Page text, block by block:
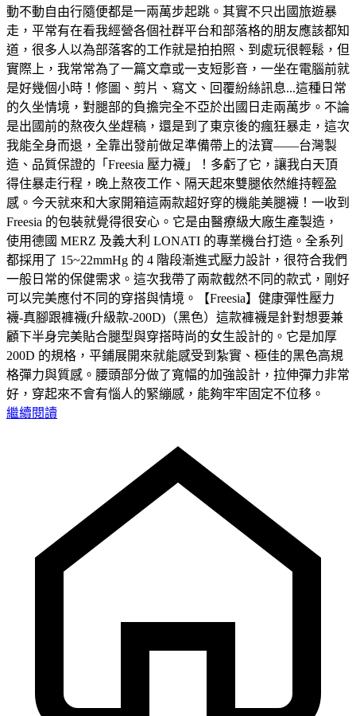
動不動自由行隨便都是一兩萬步起跳。其實不只出國旅遊暴
走，平常有在看我經營各個社群平台和部落格的朋友應該都知
道，很多人以為部落客的工作就是拍拍照、到處玩很輕鬆，但
實際上，我常常為了一篇文章或一支短影音，一坐在電腦前就
是好幾個小時！修圖、剪片、寫文、回覆紛絲訊息...這種日常
的久坐情境，對腿部的負擔完全不亞於出國日走兩萬步。不論
是出國前的熬夜久坐趕稿，還是到了東京後的瘋狂暴走，這次
我能全身而退，全靠出發前做足準備帶上的法寶——台灣製
造、品質保證的「Freesia 壓力襪」！多虧了它，讓我白天頂
得住暴走行程，晚上熬夜工作、隔天起來雙腿依然維持輕盈
感。今天就來和大家開箱這兩款超好穿的機能美腿襪！一收到
Freesia 的包裝就覺得很安心。它是由醫療級大廠生產製造，
使用德國 MERZ 及義大利 LONATI 的專業機台打造。全系列
都採用了 15~22mmHg 的 4 階段漸進式壓力設計，很符合我們
一般日常的保健需求。這次我帶了兩款截然不同的款式，剛好
可以完美應付不同的穿搭與情境。【Freesia】健康彈性壓力
襪-真腳跟褲襪(升級款-200D)（黑色）這款褲襪是針對想要兼
顧下半身完美貼合腿型與穿搭時尚的女生設計的。它是加厚
200D 的規格，平鋪展開來就能感受到紮實、極佳的黑色高規
格彈力與質感。腰頭部分做了寬幅的加強設計，拉伸彈力非常
好，穿起來不會有惱人的緊繃感，能夠牢牢固定不位移。
繼續閱讀